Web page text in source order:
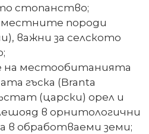
стопанство;
местните породи
важни за селското
на местообитанията
гъска (Branta
(царски) орел и
в орнитологични
в обработваеми земи;